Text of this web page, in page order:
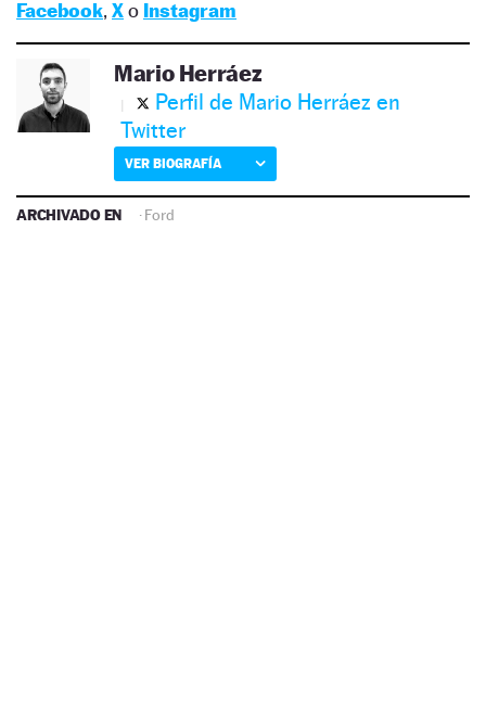
Facebook, Xo Instagram
Mario Herráez
Perfil de Mario Herráez en
Twitter
VER BIOGRAFÍA
ARCHIVADO EN ·Ford